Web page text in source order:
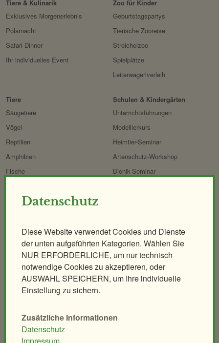
Datenschutz
Diese Website verwendet Cookies und Dienste
der unten aufgeführten Kategorien. Wählen Sie
NUR ERFORDERLICHE, um nur technisch
notwendige Cookies zu akzeptieren, oder
AUSWAHL SPEICHERN, um Ihre individuelle
Einstellung zu sichern.
Zusätzliche Informationen
Datenschutz
Impressum
Tiere & Kulinarik
Exklusives Morgenerlebnis
Polarnacht
Safari Dinner
Ihr individuelles Event
Zoo für Kinder
Geburtstagspartys
Tierische Zooreise
Streichelzoo
Spielplätze
Leiterwagerlverleih
Schulen & Kindergärten
Unterrichtsführungen
Modellierkurs
Heimtier-Seminar
Artenschutz-Workshop
Bionik-Seminar
Tiere
Säugetiere
Vögel
Reptilien
Amphibien
Fische
Giraffenpark
Eisbärenwelt
Polarium
Affenhaus
Südamerika-Park
Koalahaus
Nashornpark
Ostafrikahaus